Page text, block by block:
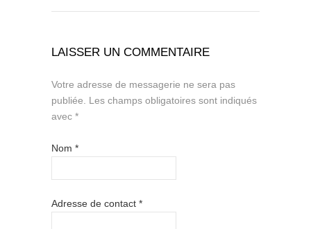
LAISSER UN COMMENTAIRE
Votre adresse de messagerie ne sera pas
publiée. Les champs obligatoires sont indiqués
avec *
Nom *
Adresse de contact *